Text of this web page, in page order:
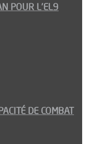
POUR L’EL9
DE COMBAT